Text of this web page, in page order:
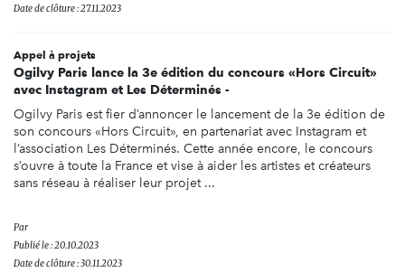
Date de clôture : 27.11.2023
Appel à projets
Ogilvy Paris lance la 3e édition du concours «Hors Circuit»
avec Instagram et Les Déterminés -
Ogilvy Paris est fier d’annoncer le lancement de la 3e édition de
son concours «Hors Circuit», en partenariat avec Instagram et
l’association Les Déterminés. Cette année encore, le concours
s’ouvre à toute la France et vise à aider les artistes et créateurs
sans réseau à réaliser leur projet ...
Par
Publié le : 20.10.2023
Date de clôture : 30.11.2023